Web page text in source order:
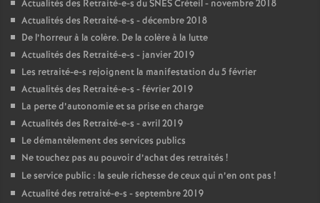
Actualités des Retraité-e-s duSNESCréteil - novembre 2018
Actualités des Retraité-e-s - décembre 2018
De l’horreur à la colère. De la colère à la lutte
Actualités des Retraité-e-s - janvier 2019
Les retraité-e-s rejoignent la manifestation du 5 février
Actualités des Retraité-e-s - février 2019
La perte d’autonomie et sa prise en charge
Actualités des Retraité-e-s - avril 2019
Le démantèlement des services publics
Ne touchez pas au pouvoir d’achat des retraités !
Le service public : la seule richesse de ceux qui n’en ont pas !
Actualité des retraité-e-s - septembre 2019